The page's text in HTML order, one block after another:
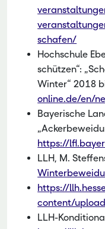
schafen/
Hochschule
schützen“:
Winter“ 2018
online.de/en/
Bayerische
https://
LLH, M.
https://
content/
LLH-